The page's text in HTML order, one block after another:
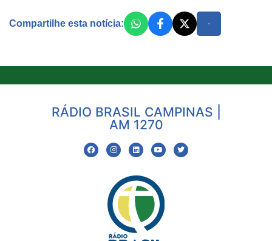
Compartilhe esta notícia:
RÁDIO BRASIL CAMPINAS |
AM 1270